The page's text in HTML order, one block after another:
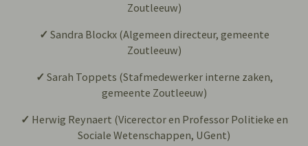
Zoutleeuw)
✓ Sandra Blockx (Algemeen directeur, gemeente
Zoutleeuw)
✓ Sarah Toppets (Stafmedewerker interne zaken,
gemeente Zoutleeuw)
✓ Herwig Reynaert (Vicerector en Professor Politieke en
Sociale Wetenschappen, UGent)